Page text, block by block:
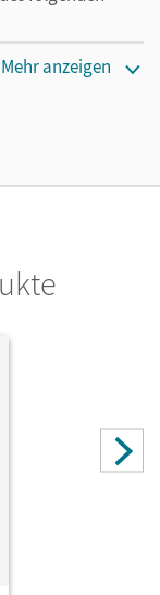
erhältlich ist.
Mehr anzeigen